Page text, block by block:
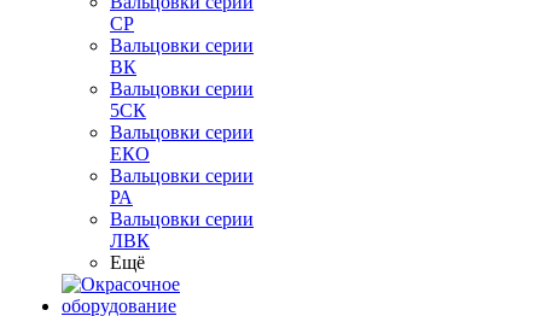
СР
Вальцовки серии
ВК
Вальцовки серии
5СК
Вальцовки серии
ЕКО
Вальцовки серии
РА
Вальцовки серии
ЛВК
Ещё